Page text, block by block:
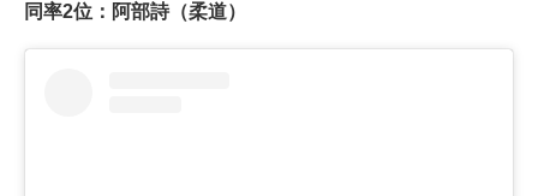
同率2位：阿部詩（柔道）